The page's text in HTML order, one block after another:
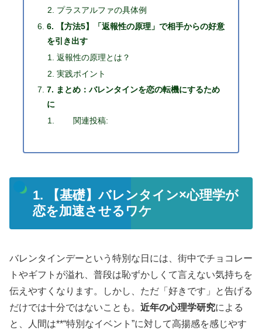
プラスアルファの具体例
6. 【方法5】「返報性の原理」で相手からの好意
を引き出す
返報性の原理とは？
実践ポイント
7. まとめ：バレンタインを恋の転機にするため
に
関連投稿:
1. 【基礎】バレンタイン×心理学が
恋を加速させるワケ
バレンタインデーという特別な日には、街中でチョコレー
トやギフトが溢れ、普段は恥ずかしくて言えない気持ちを
伝えやすくなります。しかし、ただ「好きです」と告げる
だけでは十分ではないことも。 近年の心理学研究による
と、人間は**“特別なイベント”に対して高揚感を感じやす